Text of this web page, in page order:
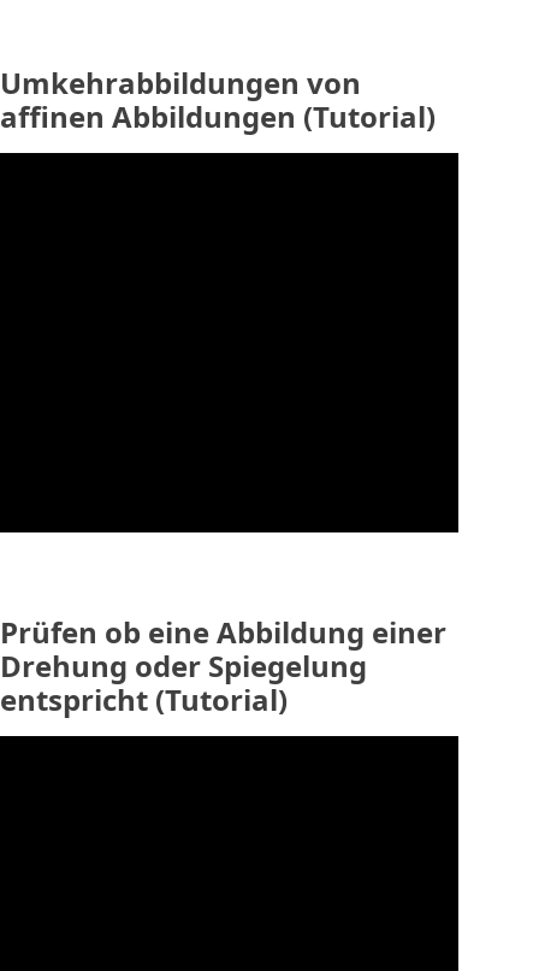
Umkehrabbildungen von
affinen Abbildungen (Tutorial)
Prüfen ob eine Abbildung einer
Drehung oder Spiegelung
entspricht (Tutorial)